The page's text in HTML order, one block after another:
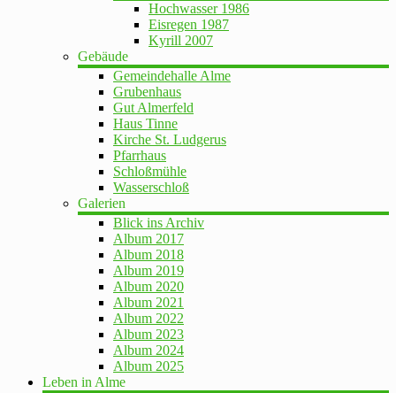
Hochwasser 1986
Eisregen 1987
Kyrill 2007
Gebäude
Gemeindehalle Alme
Grubenhaus
Gut Almerfeld
Haus Tinne
Kirche St. Ludgerus
Pfarrhaus
Schloßmühle
Wasserschloß
Galerien
Blick ins Archiv
Album 2017
Album 2018
Album 2019
Album 2020
Album 2021
Album 2022
Album 2023
Album 2024
Album 2025
Leben in Alme